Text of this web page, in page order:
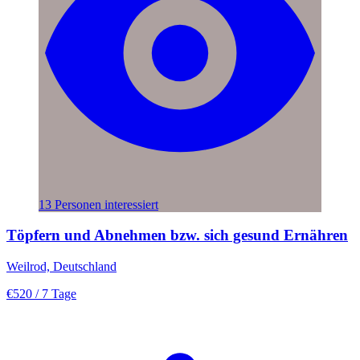
13 Personen interessiert
Töpfern und Abnehmen bzw. sich gesund Ernähren
Weilrod, Deutschland
€520 / 7 Tage